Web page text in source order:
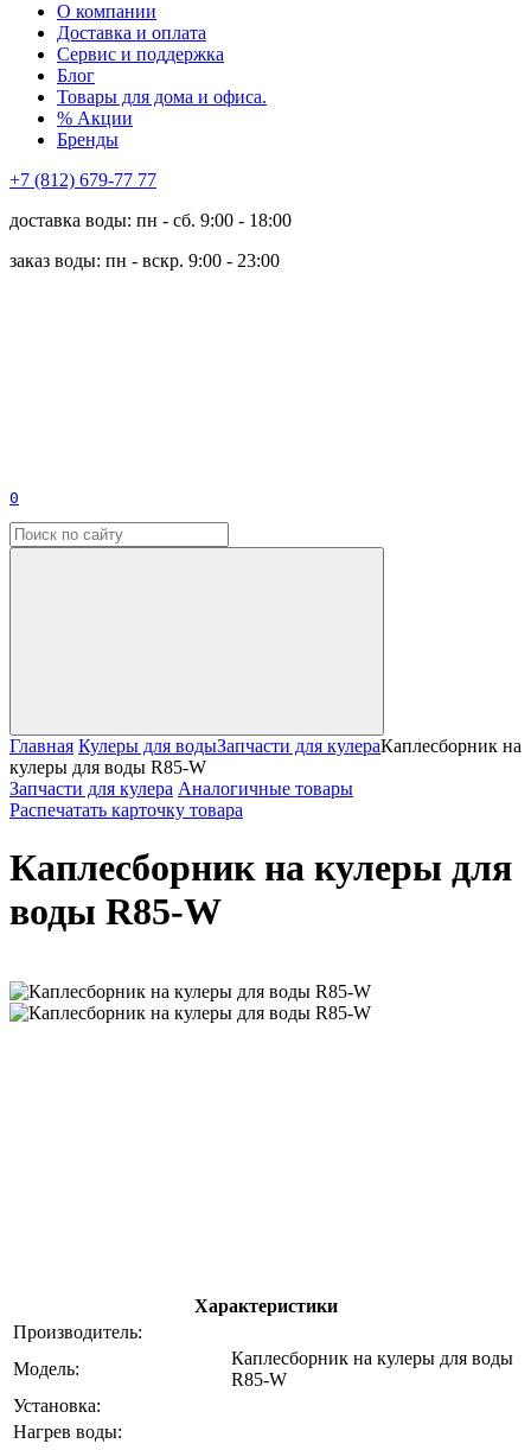
О компании
Доставка и оплата
Сервис и поддержка
Блог
Товары для дома и офиса.
% Акции
Бренды
+7 (812) 679-77 77
доставка воды: пн - сб. 9:00 - 18:00
заказ воды: пн - вскр. 9:00 - 23:00
0
Главная Кулеры для водыЗапчасти для кулераКаплесборник на
кулеры для воды R85-W
Запчасти для кулера Аналогичные товары
Распечатать карточку товара
Каплесборник на кулеры для
воды R85-W
Характеристики
Производитель:
Модель:
Каплесборник на кулеры для воды
R85-W
Установка:
Нагрев воды: